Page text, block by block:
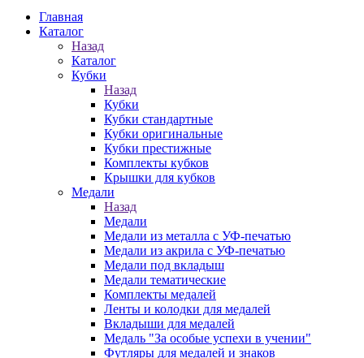
Главная
Каталог
Назад
Каталог
Кубки
Назад
Кубки
Кубки стандартные
Кубки оригинальные
Кубки престижные
Комплекты кубков
Крышки для кубков
Медали
Назад
Медали
Медали из металла с УФ-печатью
Медали из акрила с УФ-печатью
Медали под вкладыш
Медали тематические
Комплекты медалей
Ленты и колодки для медалей
Вкладыши для медалей
Медаль "За особые успехи в учении"
Футляры для медалей и знаков